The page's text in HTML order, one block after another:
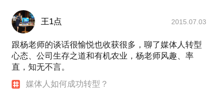
王1点 2015.07.03
跟杨老师的谈话很愉悦也收获很多，聊了媒体人转型
心态、公司生存之道和有机农业，杨老师风趣、率
直，知无不言。
媒体人如何成功转型？